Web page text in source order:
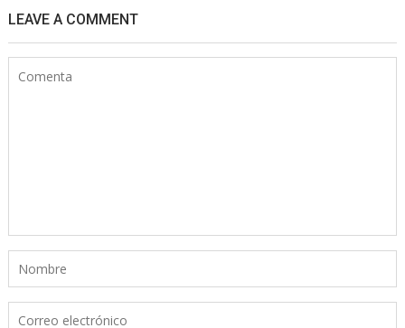
LEAVE A COMMENT